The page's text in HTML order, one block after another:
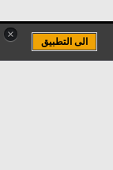
×
الى التطبيق